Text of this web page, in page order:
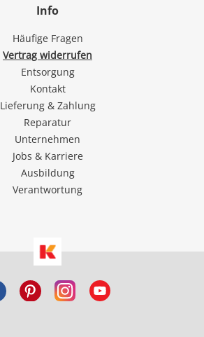
Info
Häufige Fragen
Vertrag widerrufen
Entsorgung
Kontakt
Lieferung & Zahlung
Reparatur
Unternehmen
Jobs & Karriere
Ausbildung
Verantwortung